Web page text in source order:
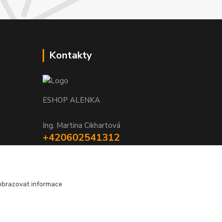
Kontakty
ESHOP ALENKA
Ing. Martina Cikhartová
+420602541312
informace